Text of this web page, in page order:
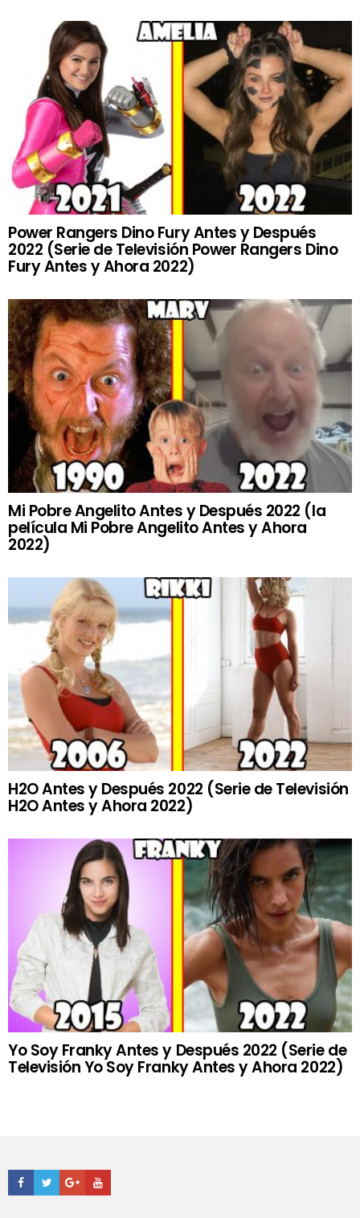
Power Rangers Dino Fury Antes y Después
2022 (Serie de Televisión Power Rangers Dino
Fury Antes y Ahora 2022)
Mi Pobre Angelito Antes y Después 2022 (la
película Mi Pobre Angelito Antes y Ahora
2022)
H2O Antes y Después 2022 (Serie de Televisión
H2O Antes y Ahora 2022)
Yo Soy Franky Antes y Después 2022 (Serie de
Televisión Yo Soy Franky Antes y Ahora 2022)
Facebook
TwitterGoogle+Youtube